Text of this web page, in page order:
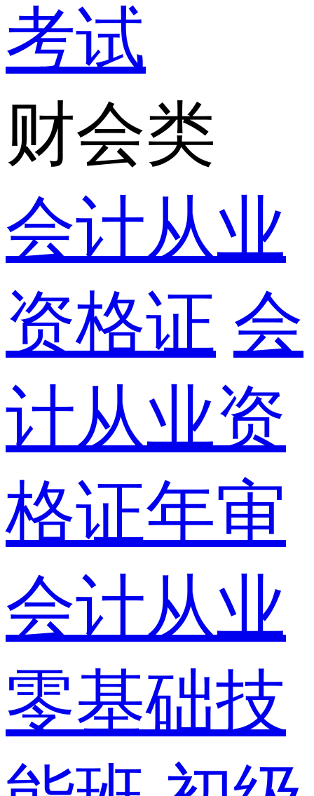
考试
财会类
会计从业
资格证 会
计从业资
格证年审
会计从业
零基础技